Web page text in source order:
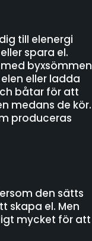
till elenergi
spara el.
byxsömmen
eller ladda
båtar för att
medans de kör.
produceras
den sätts
skapa el. Men
mycket för att